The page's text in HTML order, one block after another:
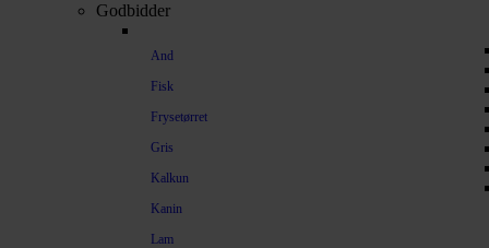
Godbidder
And
Fisk
Frysetørret
Gris
Kalkun
Kanin
Lam